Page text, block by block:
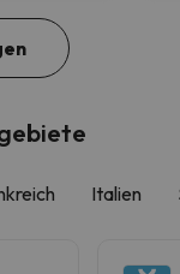
Italien